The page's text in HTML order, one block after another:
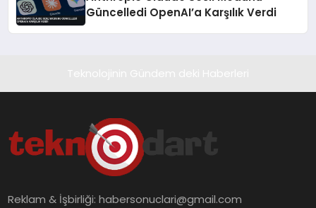
Güncelledi OpenAI’a Karşılık Verdi
Reklam & İşbirliği:habersonuclari@gmail.com